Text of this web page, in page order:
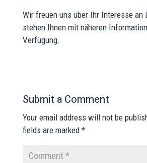
Wir freuen uns über Ihr Interesse an
stehen Ihnen mit näheren
Verfügung.
Submit a Comment
Your email address will not be
fields are marked *